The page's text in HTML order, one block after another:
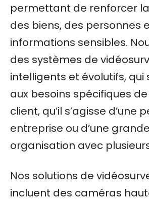
permettant de renforcer
des biens, des personnes
informations sensibles.
des systèmes de
intelligents et évolutifs, qui
aux besoins spécifiques
client, qu’il s’agisse d’une
entreprise ou d’une grande
organisation avec
Nos solutions de
incluent des caméras